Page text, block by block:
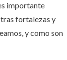
importante
fortalezas y
y como son